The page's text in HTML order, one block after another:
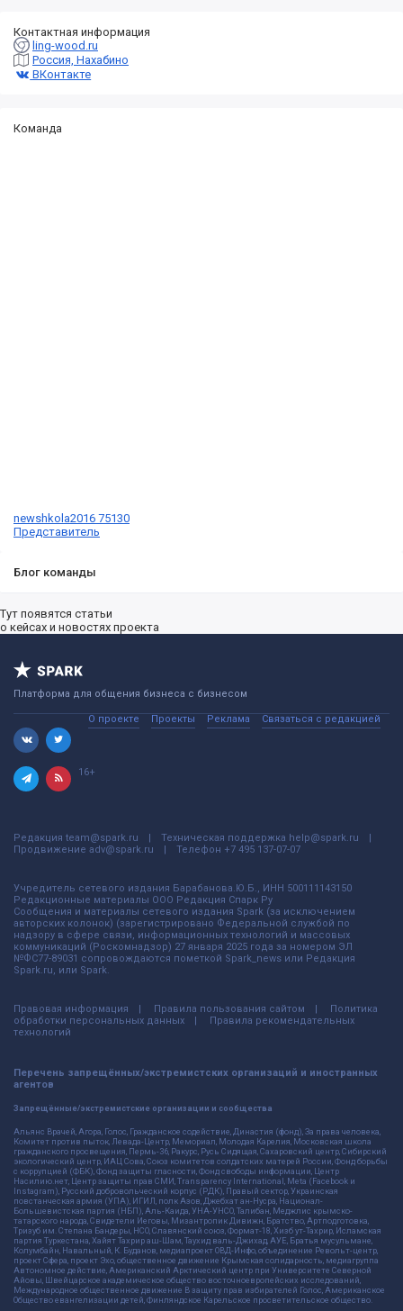
Контактная информация
ling-wood.ru
Россия, Нахабино
ВКонтакте
Команда
newshkola2016 75130
Представитель
Блог команды
Тут появятся статьи
о кейсах и новостях проекта
Платформа для общения бизнеса с бизнесом
О проекте Проекты Реклама Связаться с редакцией
16+
Редакция team@spark.ru Техническая поддержка help@spark.ru
Продвижение adv@spark.ru Телефон +7 495 137-07-07
Учредитель сетевого издания Барабанова.Ю.Б., ИНН 500111143150
Редакционные материалы ООО Редакция Спарк Ру
Сообщения и материалы сетевого издания Spark (за исключением
авторских колонок) (зарегистрировано Федеральной службой по
надзору в сфере связи, информационных технологий и массовых
коммуникаций (Роскомнадзор) 27 января 2025 года за номером ЭЛ
№ФС77-89031 сопровождаются пометкой Spark_news или Редакция
Spark.ru, или Spark.
Правовая информация Правила пользования сайтом
Политика
обработки персональных данных
Правила рекомендательных
технологий
Перечень запрещённых/экстремистских организаций и иностранных
агентов
Запрещённые/экстремистские организации и сообщества
Альянс Врачей, Агора, Голос, Гражданское содействие, Династия (фонд), За права человека,
Комитет против пыток, Левада-Центр, Мемориал, Молодая Карелия, Московская школа
гражданского просвещения, Пермь-36, Ракурс, Русь Сидящая, Сахаровский центр, Сибирский
экологический центр, ИАЦ Сова, Союз комитетов солдатских матерей России, Фонд борьбы
с коррупцией (ФБК), Фонд защиты гласности, Фонд свободы информации, Центр
Насилию.нет, Центр защиты прав СМИ, Transparency International, Meta (Facebook и
Instagram), Русский добровольческий корпус (РДК), Правый сектор, Украинская
повстанческая армия (УПА), ИГИЛ, полк Азов, Джебхат ан-Нусра, Национал-
Большевистская партия (НБП), Аль-Каида, УНА-УНСО, Талибан, Меджлис крымско-
татарского народа, Свидетели Иеговы, Мизантропик Дивижн, Братство, Артподготовка,
Тризуб им. Степана Бандеры, НСО, Славянский союз, Формат-18, Хизб ут-Тахрир, Исламская
партия Туркестана, Хайят Тахрир аш-Шам, Таухид валь-Джихад, АУЕ, Братья мусульмане,
Колумбайн, Навальный, К. Буданов, медиапроект ОВД-Инфо, объединение Револьт-центр,
проект Сфера, проект Эхо, общественное движение Крымская солидарность, медиагруппа
Автономное действие, Американский Арктический центр при Университете Северной
Айовы, Швейцарское академическое общество восточноевропейских исследований,
Международное общественное движение В защиту прав избирателей Голос, Американское
Общество евангелизации детей, Финляндское Карельское просветительское общество.